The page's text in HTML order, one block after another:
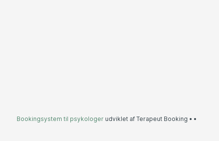
Bookingsystem til psykologer udviklet af Terapeut Booking • •